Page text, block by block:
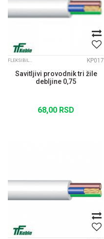
FLEKSIBILNI KABLOVI KP017
Savitljivi provodnik tri žile
debljine 0,75
68,00 RSD